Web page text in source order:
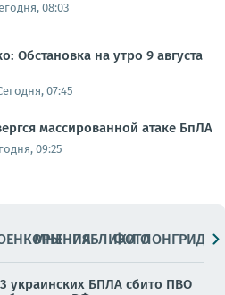
08:03
Обстановка на утро 9 августа
07:45
массированной атаке БпЛА
09:25
МНЕНИЯПАБЛИКИ
ФОТОЛОНГРИДЫ
украинских БПЛА сбито ПВО